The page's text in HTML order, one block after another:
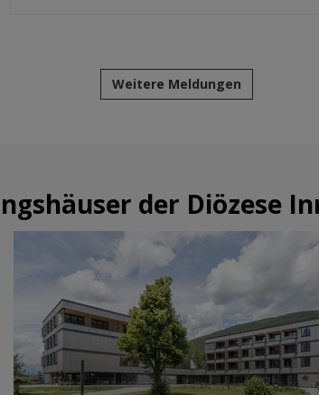
Weitere Meldungen
der Diözese